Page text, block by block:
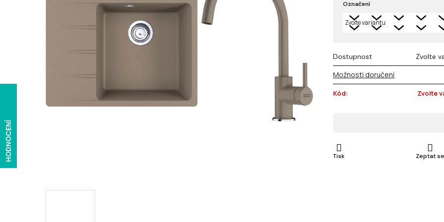
z 5
hvězdiček.
Označení
Dostupnost Zvolte
Možnosti doručení
Kód: Zvolte
Tisk Zeptat se
HODNOCENÍ